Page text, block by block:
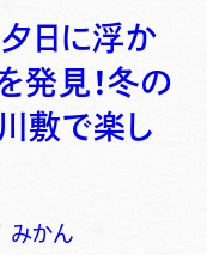
夕日に浮か
発見！冬の
敷で楽し
みかん